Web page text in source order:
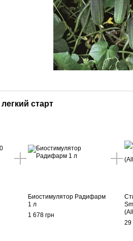
старт
Биостимулятор Радифарм
1 л
1 678 грн
29